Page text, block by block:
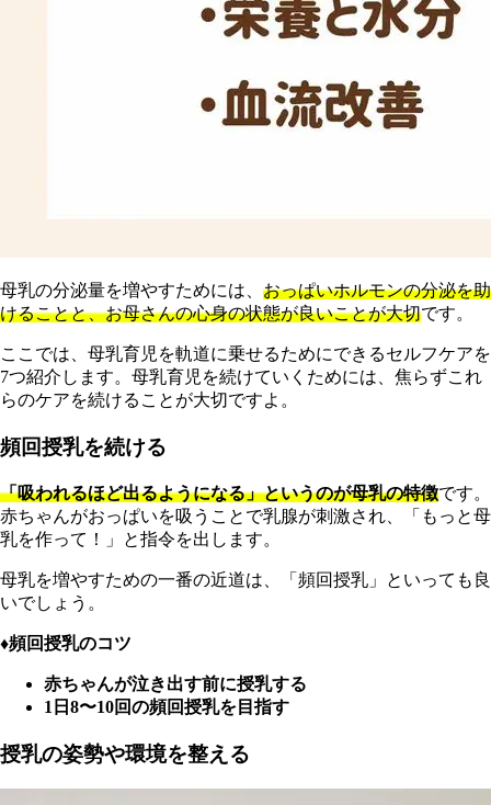
母乳の分泌量を増やすためには、 おっぱいホルモンの分泌を助
けることと、お母さんの心身の状態が良いことが大切です。
ここでは、母乳育児を軌道に乗せるためにできるセルフケアを
7つ紹介します。母乳育児を続けていくためには、焦らずこれ
らのケアを続けることが大切ですよ。
頻回授乳を続ける
「吸われるほど出るようになる」というのが母乳の特徴です。
赤ちゃんがおっぱいを吸うことで乳腺が刺激され、「もっと母
乳を作って！」と指令を出します。
母乳を増やすための一番の近道は、「頻回授乳」といっても良
いでしょう。
♦︎頻回授乳のコツ
赤ちゃんが泣き出す前に授乳する
1日8〜10回の頻回授乳を目指す
授乳の姿勢や環境を整える